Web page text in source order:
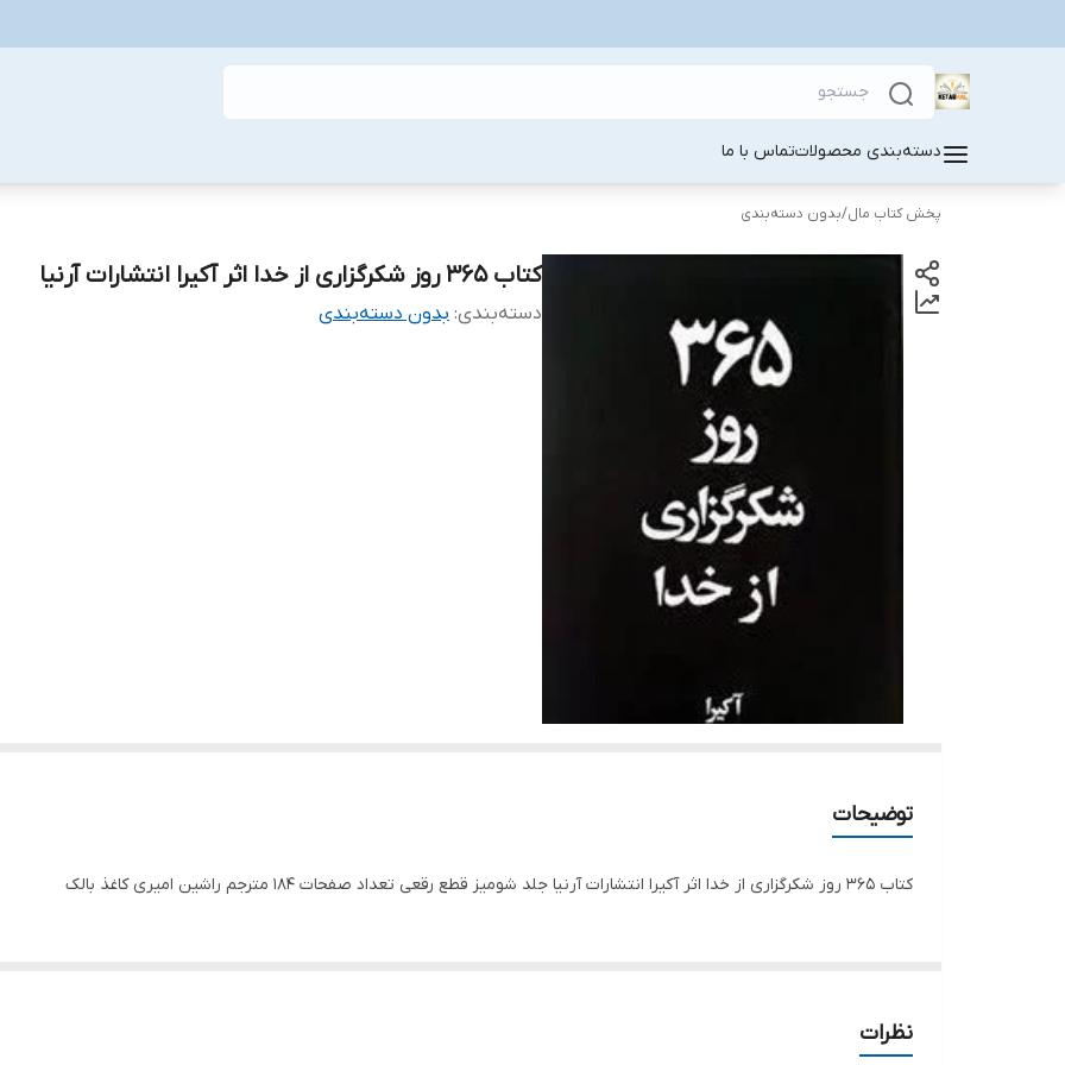
دسته‌بندی محصولاتتماس با ما
پخش کتاب مال/بدون دسته‌بندی
کتاب 365 روز شکرگزاری از خدا اثر آکیرا انتشارات آرنیا
دسته‌بندی: بدون دسته‌بندی
توضیحات
کتاب 365 روز شکرگزاری از خدا اثر آکیرا انتشارات آرنیا جلد شومیز قطع رقعی تعداد صفحات 184 مترجم راشین امیری کاغذ بالک
نظرات